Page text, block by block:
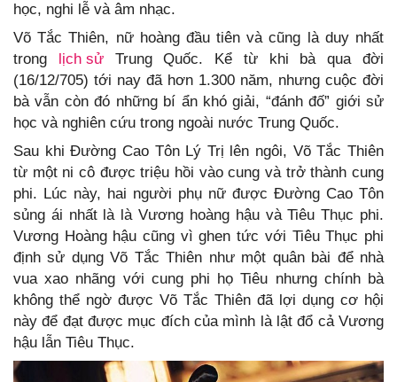
học, nghi lễ và âm nhạc.
Võ Tắc Thiên, nữ hoàng đầu tiên và cũng là duy nhất
trong lịch sửTrung Quốc. Kể từ khi bà qua đời
(16/12/705) tới nay đã hơn 1.300 năm, nhưng cuộc đời
bà vẫn còn đó những bí ẩn khó giải, “đánh đố” giới sử
học và nghiên cứu trong ngoài nước Trung Quốc.
Sau khi Đường Cao Tôn Lý Trị lên ngôi, Võ Tắc Thiên
từ một ni cô được triệu hồi vào cung và trở thành cung
phi. Lúc này, hai người phụ nữ được Đường Cao Tôn
sủng ái nhất là là Vương hoàng hậu và Tiêu Thục phi.
Vương Hoàng hậu cũng vì ghen tức với Tiêu Thục phi
định sử dụng Võ Tắc Thiên như một quân bài để nhà
vua xao nhãng với cung phi họ Tiêu nhưng chính bà
không thể ngờ được Võ Tắc Thiên đã lợi dụng cơ hội
này để đạt được mục đích của mình là lật đổ cả Vương
hậu lẫn Tiêu Thục.